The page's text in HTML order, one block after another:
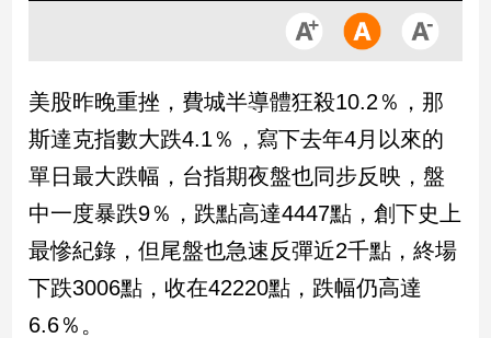
觀
民
調
國
會
焦
美股昨晚重挫，費城半導體狂殺10.2％，那
斯達克指數大跌4.1％，寫下去年4月以來的
單日最大跌幅，台指期夜盤也同步反映，盤
中一度暴跌9％，跌點高達4447點，創下史上
最慘紀錄，但尾盤也急速反彈近2千點，終場
下跌3006點，收在42220點，跌幅仍高達
6.6％。